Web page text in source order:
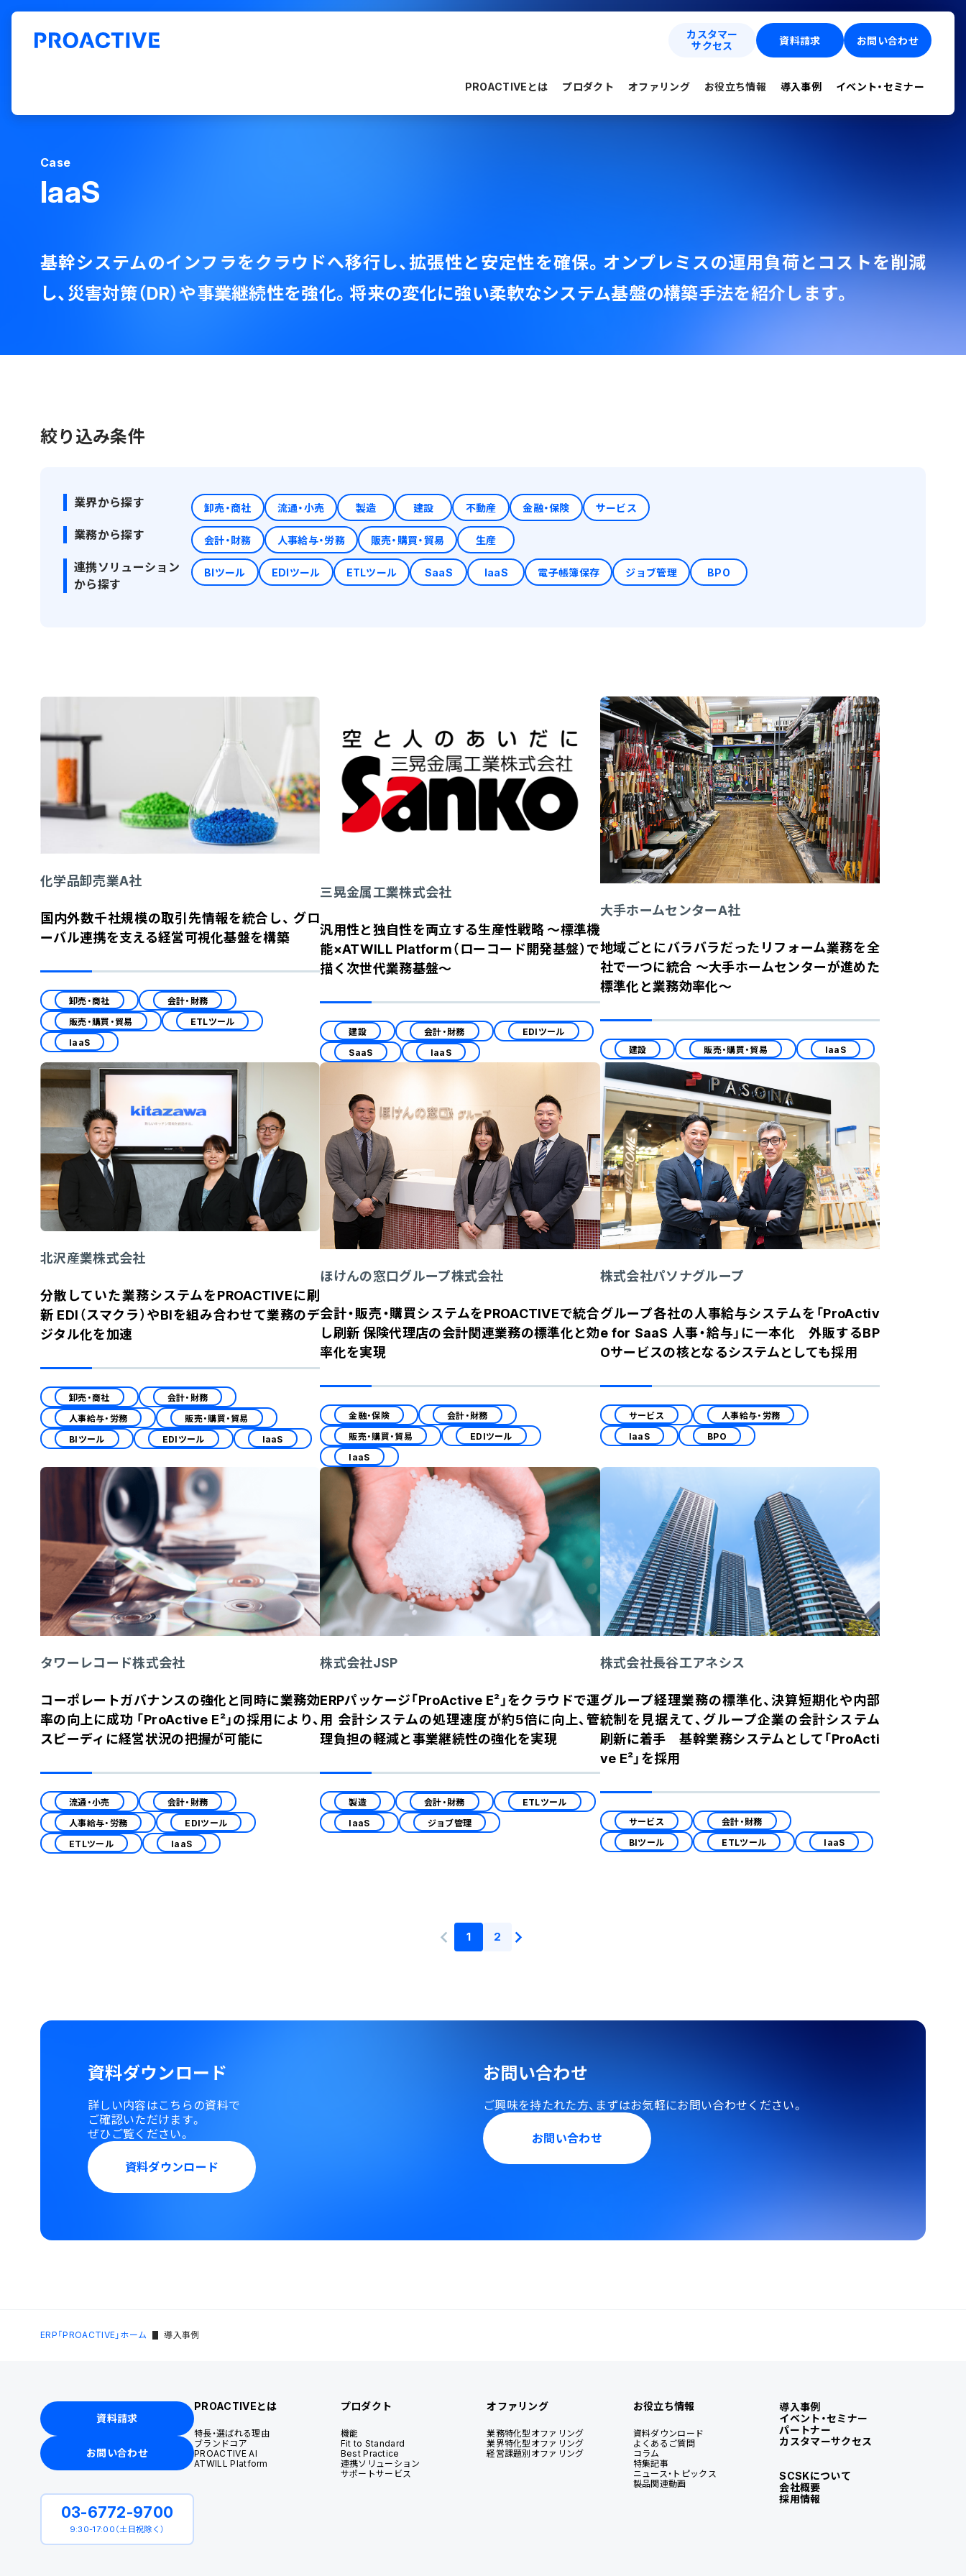
PROACTIVEとは プロダクト オファリング お役立ち情報 導入事例 イベント・セミナー
カスタマー
サクセス
資料請求 お問い合わせ
Case
IaaS
基幹システムのインフラをクラウドへ移行し、拡張性と安定性を確保。オンプレミスの運用負荷とコストを削減
し、災害対策（DR）や事業継続性を強化。将来の変化に強い柔軟なシステム基盤の構築手法を紹介します。
絞り込み条件
業界から探す 卸売・商社 流通・小売 製造 建設 不動産 金融・保険 サービス
業務から探す 会計・財務 人事給与・労務 販売・購買・貿易 生産
連携ソリューション
から探す
BIツール EDIツール ETLツール SaaS IaaS 電子帳簿保存 ジョブ管理 BPO
化学品卸売業A社
国内外数千社規模の取引先情報を統合し、 グロ
ーバル連携を支える経営可視化基盤を構築
卸売・商社
会計・財務
販売・購買・貿易
ETLツール
IaaS
三晃金属工業株式会社
汎用性と独自性を両立する生産性戦略 ～標準機
能×ATWILL Platform（ローコード開発基盤）で
描く次世代業務基盤～
建設 会計・財務
EDIツール
SaaS
IaaS
大手ホームセンターA社
地域ごとにバラバラだったリフォーム業務を全
社で一つに統合 ～大手ホームセンターが進めた
標準化と業務効率化～
建設 販売・購買・貿易 IaaS
北沢産業株式会社
分散していた業務システムをPROACTIVEに刷
新 EDI（スマクラ）やBIを組み合わせて業務のデ
ジタル化を加速
卸売・商社
会計・財務
人事給与・労務
販売・購買・貿易
BIツール
EDIツール IaaS
ほけんの窓口グループ株式会社
会計・販売・購買システムをPROACTIVEで統合
し刷新 保険代理店の会計関連業務の標準化と効
率化を実現
金融・保険
会計・財務
販売・購買・貿易
EDIツール
IaaS
株式会社パソナグループ
グループ各社の人事給与システムを「ProActiv
e for SaaS 人事・給与」に一本化 外販するBP
Oサービスの核となるシステムとしても採用
サービス
人事給与・労務
IaaS
BPO
タワーレコード株式会社
コーポレートガバナンスの強化と同時に業務効
率の向上に成功 「ProActive E²」の採用により、
スピーディに経営状況の把握が可能に
流通・小売
会計・財務
人事給与・労務
EDIツール
ETLツール
IaaS
株式会社JSP
ERPパッケージ「ProActive E²」をクラウドで運
用 会計システムの処理速度が約5倍に向上、管
理負担の軽減と事業継続性の強化を実現
製造 会計・財務
ETLツール
IaaS
ジョブ管理
株式会社長谷工アネシス
グループ経理業務の標準化、決算短期化や内部
統制を見据えて、グループ企業の会計システム
刷新に着手 基幹業務システムとして「ProActi
ve E²」を採用
サービス
会計・財務
BIツール
ETLツール IaaS
1 2
資料ダウンロード
詳しい内容はこちらの資料で
ご確認いただけます。
ぜひご覧ください。
資料ダウンロード
お問い合わせ
ご興味を持たれた方、 まずはお気軽にお問い合わせください。
お問い合わせ
ERP「PROACTIVE」ホーム 導入事例
資料請求
お問い合わせ
03-6772-9700
9:30-17:00（土日祝除く）
PROACTIVEとは
特長・選ばれる理由
ブランドコア
PROACTIVE AI
ATWILL Platform
プロダクト
機能
Fit to Standard
Best Practice
連携ソリューション
サポートサービス
オファリング
業務特化型オファリング
業界特化型オファリング
経営課題別オファリング
お役立ち情報
資料ダウンロード
よくあるご質問
コラム
特集記事
ニュース・トピックス
製品関連動画
導入事例
イベント・セミナー
パートナー
カスタマーサクセス
SCSKについて
会社概要
採用情報